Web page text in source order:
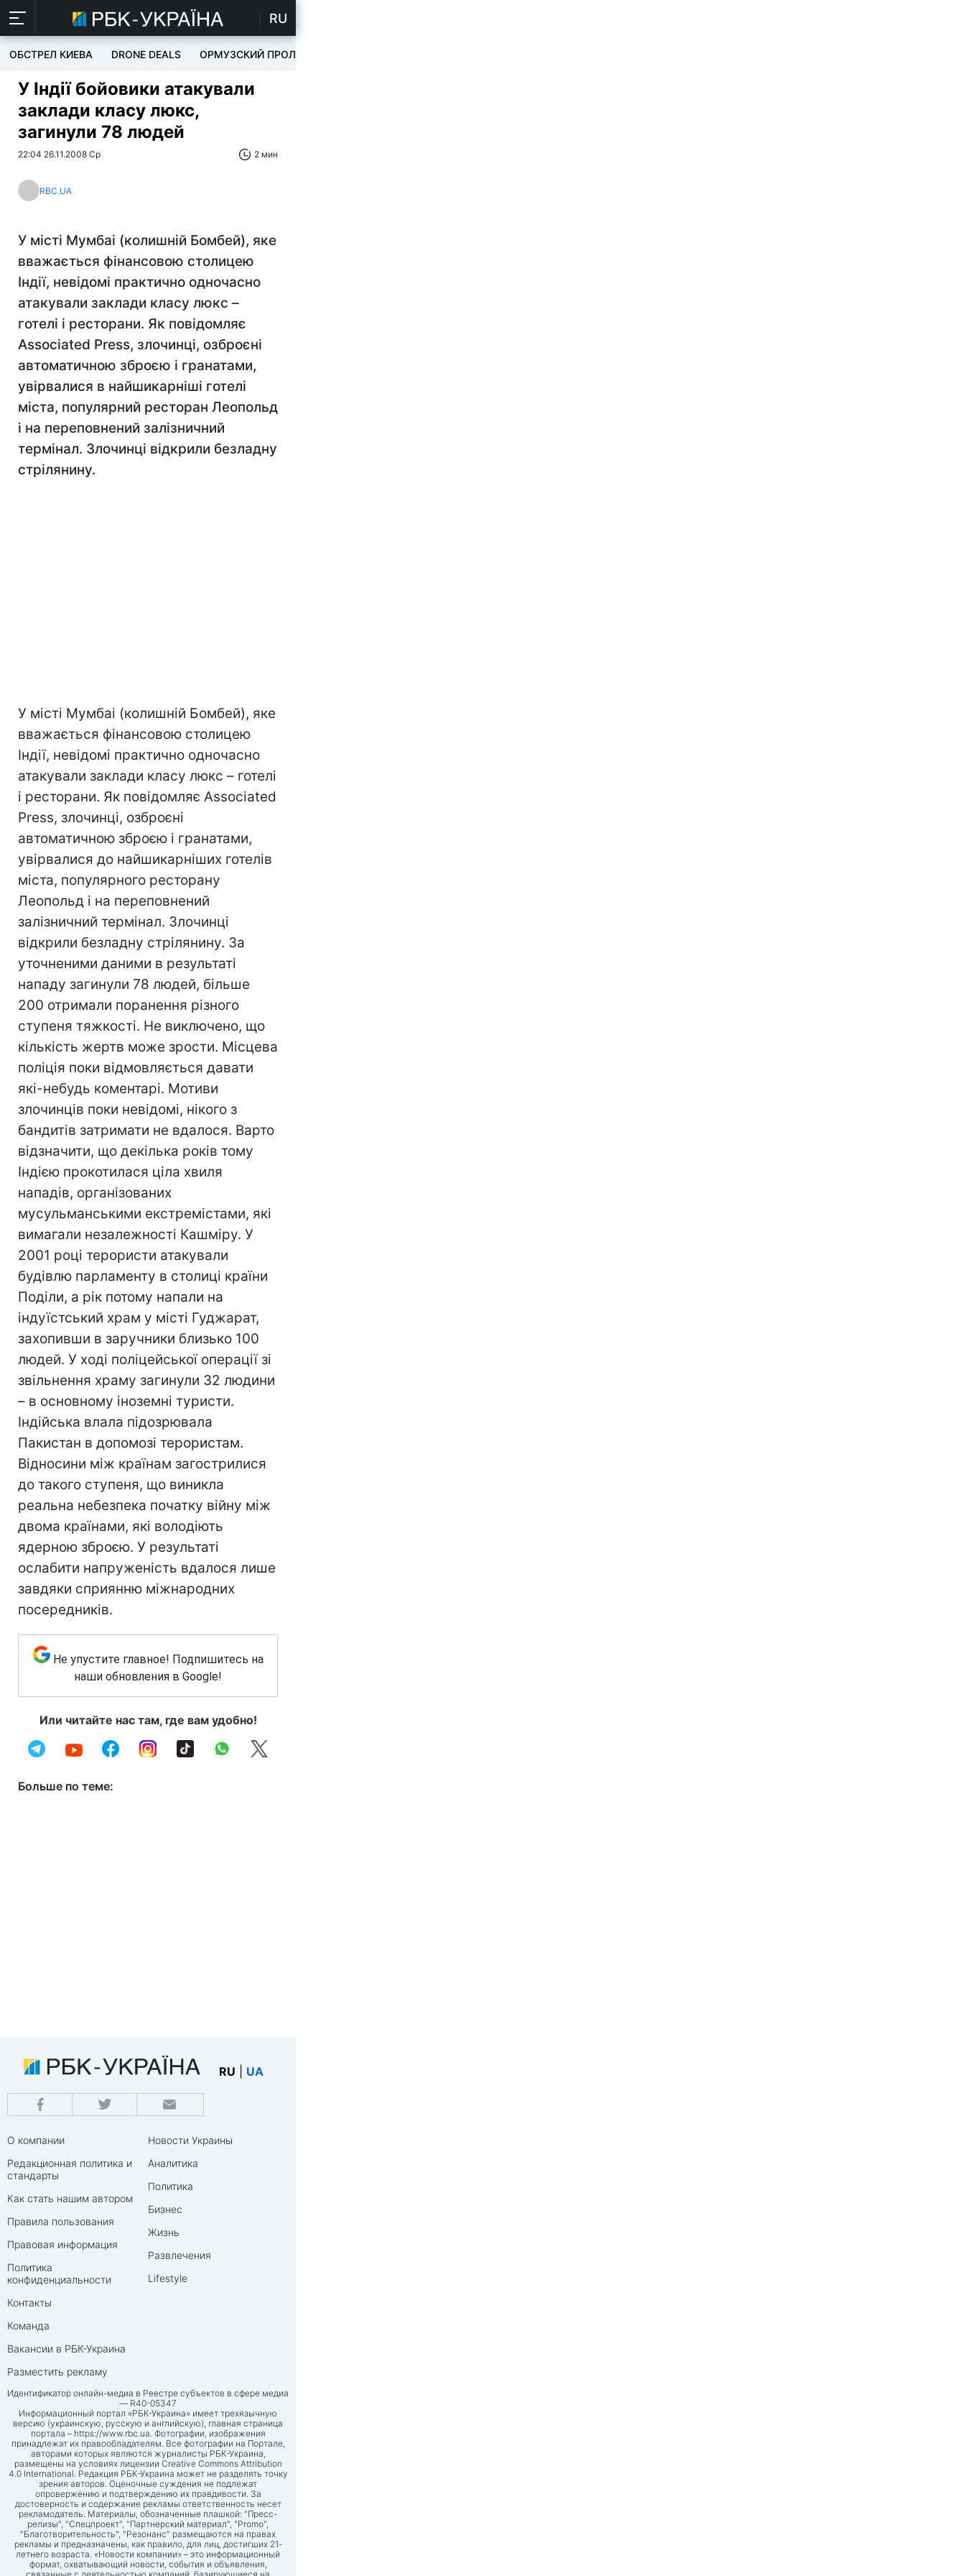
RU
ОБСТРЕЛ КИЕВА DRONE DEALS ОРМУЗСКИЙ ПРОЛИВ
У Індії бойовики атакували
заклади класу люкс,
загинули 78 людей
22:04 26.11.2008 Ср 2 мин
RBC.UA
У місті Мумбаі (колишній Бомбей), яке
вважається фінансовою столицею
Індії, невідомі практично одночасно
атакували заклади класу люкс –
готелі і ресторани. Як повідомляє
Associated Press, злочинці, озброєні
автоматичною зброєю і гранатами,
увірвалися в найшикарніші готелі
міста, популярний ресторан Леопольд
і на переповнений залізничний
термінал. Злочинці відкрили безладну
стрілянину.
У місті Мумбаі (колишній Бомбей), яке
вважається фінансовою столицею
Індії, невідомі практично одночасно
атакували заклади класу люкс – готелі
і ресторани. Як повідомляє Associated
Press, злочинці, озброєні
автоматичною зброєю і гранатами,
увірвалися до найшикарніших готелів
міста, популярного ресторану
Леопольд і на переповнений
залізничний термінал. Злочинці
відкрили безладну стрілянину. За
уточненими даними в результаті
нападу загинули 78 людей, більше
200 отримали поранення різного
ступеня тяжкості. Не виключено, що
кількість жертв може зрости. Місцева
поліція поки відмовляється давати
які-небудь коментарі. Мотиви
злочинців поки невідомі, нікого з
бандитів затримати не вдалося. Варто
відзначити, що декілька років тому
Індією прокотилася ціла хвиля
нападів, організованих
мусульманськими екстремістами, які
вимагали незалежності Кашміру. У
2001 році терористи атакували
будівлю парламенту в столиці країни
Поділи, а рік потому напали на
індуїстський храм у місті Гуджарат,
захопивши в заручники близько 100
людей. У ході поліцейської операції зі
звільнення храму загинули 32 людини
– в основному іноземні туристи.
Індійська влала підозрювала
Пакистан в допомозі терористам.
Відносини між країнам загострилися
до такого ступеня, що виникла
реальна небезпека початку війну між
двома країнами, які володіють
ядерною зброєю. У результаті
ослабити напруженість вдалося лише
завдяки сприянню міжнародних
посередників.
Не упустите главное! Подпишитесь на
наши обновления в Google!
Или читайте нас там, где вам удобно!
Больше по теме:
RU UA
О компании
Редакционная политика и
стандарты
Как стать нашим автором
Правила пользования
Правовая информация
Политика
конфиденциальности
Контакты
Команда
Вакансии в РБК-Украина
Разместить рекламу
Новости Украины
Аналитика
Политика
Бизнес
Жизнь
Развлечения
Lifestyle
Идентификатор онлайн-медиа в Реестре субъектов в сфере медиа
— R40-05347
Информационный портал «РБК-Украина» имеет трехязычную
версию (украинскую, русскую и английскую), главная страница
портала – https://www.rbc.ua. Фотографии, изображения
принадлежат их правообладателям. Все фотографии на Портале,
авторами которых являются журналисты РБК-Украина,
размещены на условиях лицензии Creative Commons Attribution
4.0 International. Редакция РБК-Украина может не разделять точку
зрения авторов. Оценочные суждения не подлежат
опровержению и подтверждению их правдивости. За
достоверность и содержание рекламы ответственность несет
рекламодатель. Материалы, обозначенные плашкой: "Пресс-
релизы", "Спецпроект", "Партнерский материал", "Promo",
"Благотворительность", "Резонанс" размещаются на правах
рекламы и предназначены, как правило, для лиц, достигших 21-
летнего возраста. «Новости компании» – это информационный
формат, охватывающий новости, события и объявления,